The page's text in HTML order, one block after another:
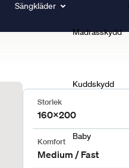
Sängkläder
Madrasskydd
Kuddskydd
Baby
Storlek
160x200
Komfort
Medium / Fast